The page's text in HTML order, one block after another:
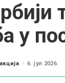
у
6. јул 2026.